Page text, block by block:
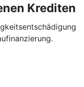
Krediten